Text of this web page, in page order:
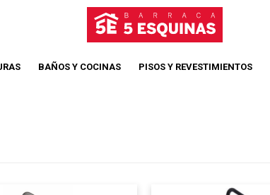
BAÑOS Y COCINAS PISOS Y REVESTIMIENTOS